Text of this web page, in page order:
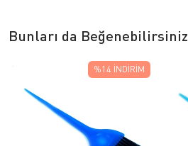
Bunları da Beğenebilirsiniz
%14 İNDIRIM